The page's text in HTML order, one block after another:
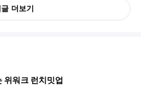
더보기
위워크 런치밋업